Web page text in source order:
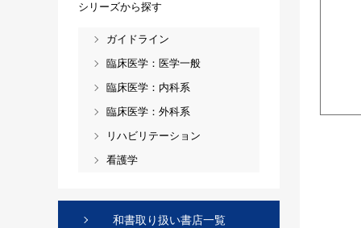
シリーズから探す
ガイドライン
臨床医学：医学一般
臨床医学：内科系
臨床医学：外科系
リハビリテーション
看護学
和書取り扱い書店一覧